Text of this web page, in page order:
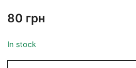
80 грн
In stock